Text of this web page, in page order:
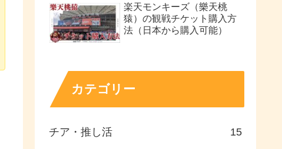
楽天モンキーズ（樂天桃
猿）の観戦チケット購入方
法（日本から購入可能）
カテゴリー
チア・推し活 15